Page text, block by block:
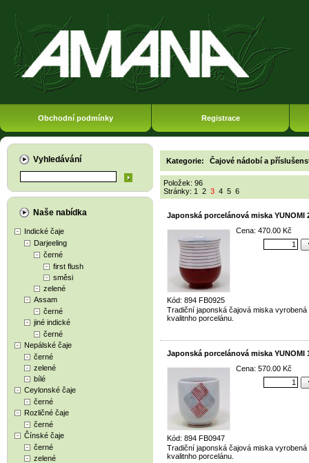
Obchodní podmínky Registrace
Vyhledávání
Naše nabídka
Indické čaje
Darjeeling
černé
first flush
směsi
zelené
Assam
černé
jiné indické
černé
Nepálské čaje
černé
zelené
bílé
Ceylonské čaje
černé
Rozličné čaje
černé
Čínské čaje
černé
zelené
Kategorie: Čajové nádobí a
Položek: 96
Stránky: 1 2 3 4 5 6
Japonská porcelánová miska YUNOMI
Kód: 894 FB0925
Cena: 470.00 Kč
Tradiční japonská čajová miska
kvalitnho porcelánu.
Japonská porcelánová miska YUNOMI
Kód: 894 FB0947
Cena: 570.00 Kč
Tradiční japonská čajová miska
kvalitnho porcelánu.